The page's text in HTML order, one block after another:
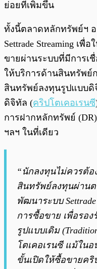
ย่อยที่เพิ่มขึ้น
ทั้งนี้ตลาดหลักทรัพย์ฯ
Settrade Streaming เ
ขายผ่านระบบที่มีการเ
ให้บริการด้านสินทรัพย์
สินทรัพย์ลงทุนรูปแบบดิ
ดิจิทัล (คริปโตเคอเรนซี
การฝากหลักทรัพย์
ฯลฯ ในที่เดียว
“นักลงทุนไม่ควรต้
สินทรัพย์ลงทุนผ่านต
พัฒนาระบบ
การซื้อขาย เพื่อรอ
รูปแบบเดิม
โตเคอเรนซี แม้ใน
ขั้นเปิดให้ซื้อขายคริ